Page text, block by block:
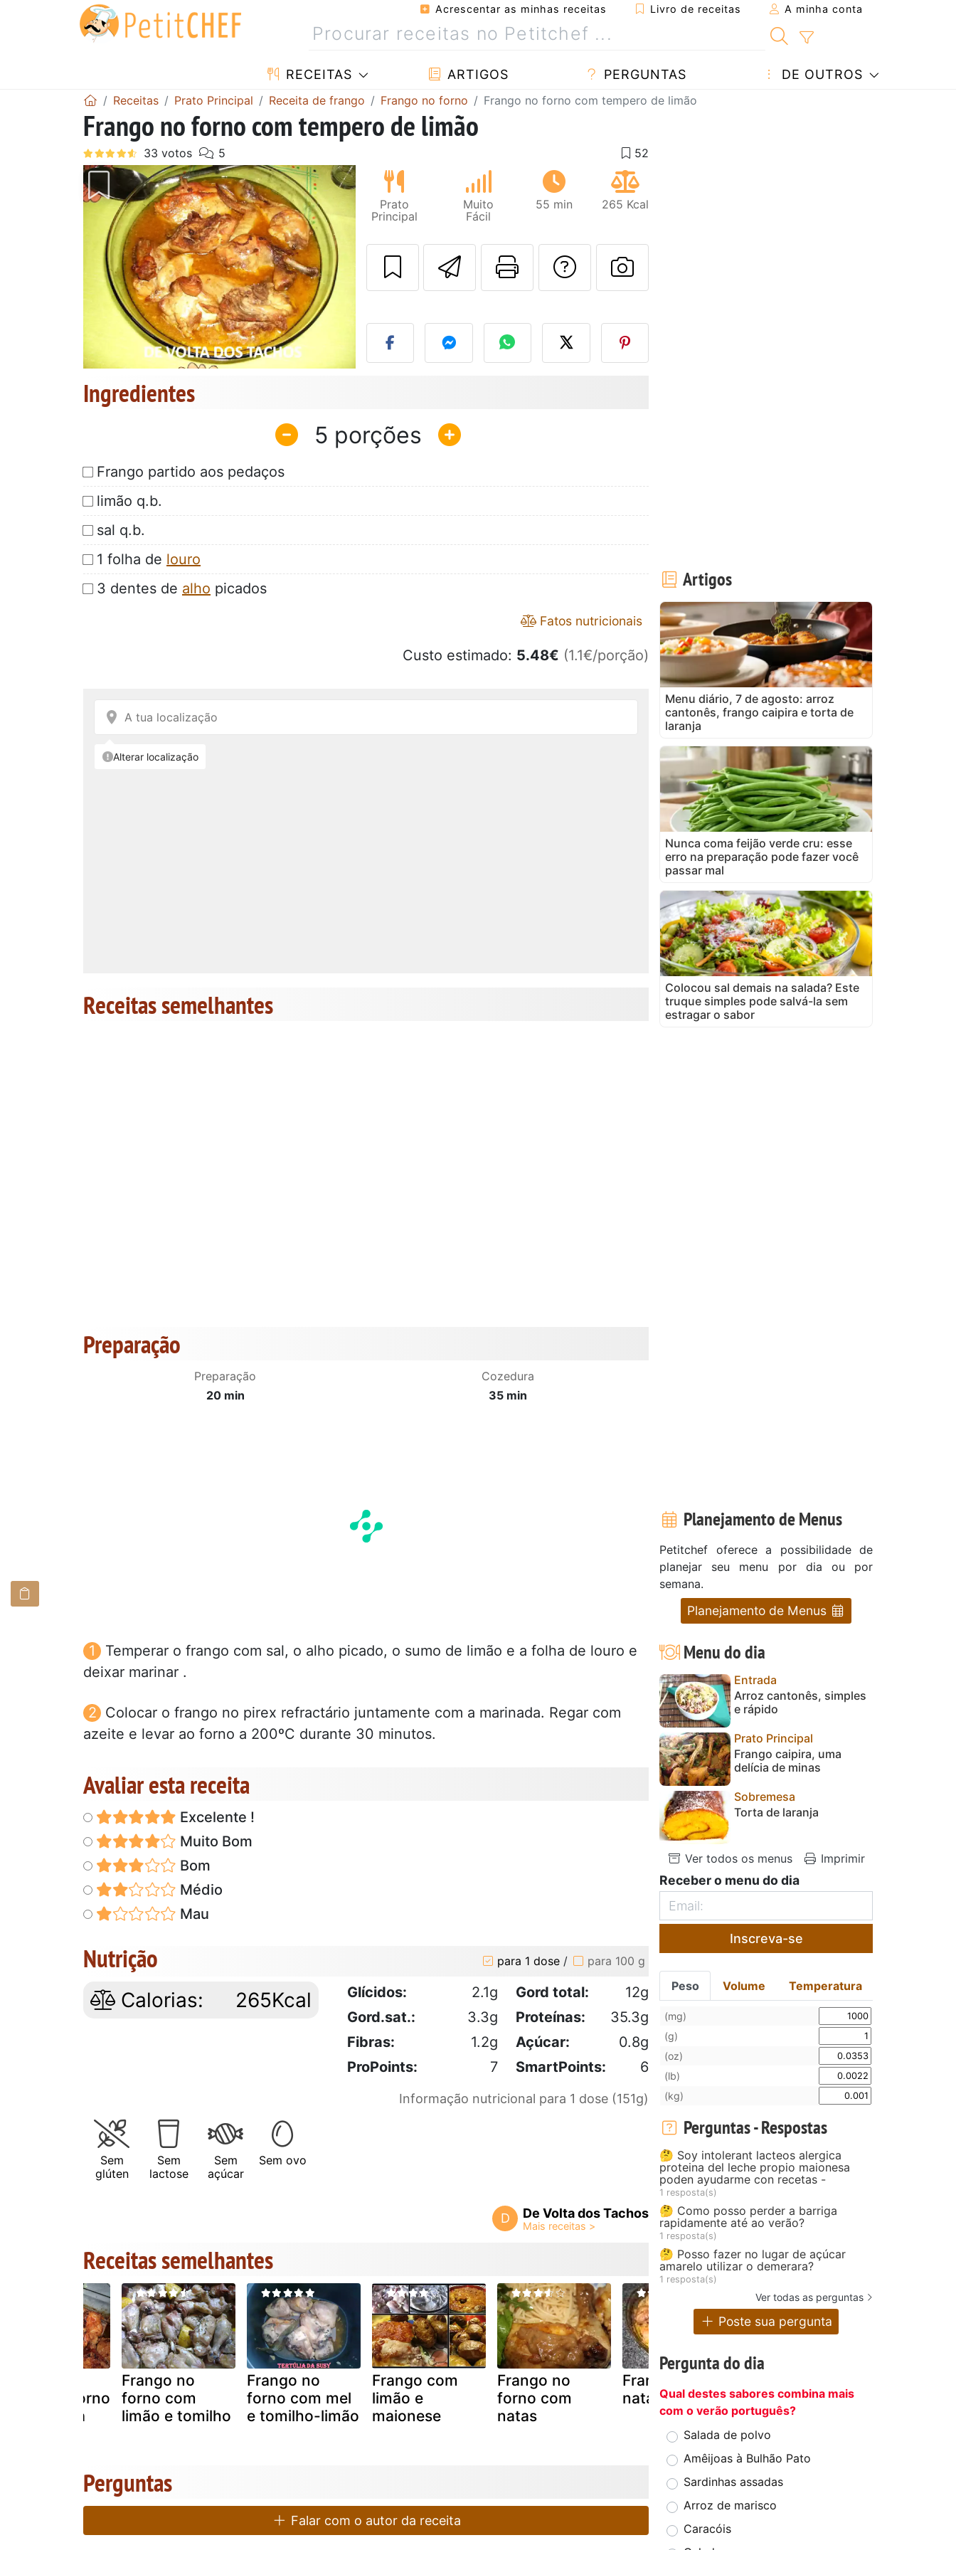
Acrescentar as minhas receitas Livro de receitas A minha conta
RECEITAS ARTIGOS PERGUNTAS DE OUTROS
Receitas Prato Principal Receita de frango Frango no forno Frango no forno com tempero de limão
Frango no forno com tempero de limão
Prato
Principal
Muito
Fácil
55 min 265 Kcal
Enviar esta receita a um amigo
Imprima esta página
Falar com o autor da receita
Fez esta receita? Compartilhe
Ingredientes
5
Frango partido aos pedaços
limão q.b.
sal q.b.
1 folha de louro
3 dentes de alho picados
Fatos nutricionais
Custo estimado: 5.48€ (1.1€/porção)
Receitas semelhantes
Preparação
Preparação
20 min
Cozedura
35 min
Temperar o frango com sal, o alho picado, o sumo de limão e a folha de louro e
deixar marinar .
Colocar o frango no pirex refractário juntamente com a marinada. Regar com
azeite e levar ao forno a 200ºC durante 30 minutos.
Avaliar esta receita
Excelente !
Muito Bom
Bom
Médio
Mau
Nutrição para 1 dose / para 100 g
Calorias: 265Kcal Glícidos: 2.1g Gord total:
12g
Gord.sat.:
3.3g Proteínas:
35.3g
Fibras:
1.2g Açúcar:
0.8g
ProPoints:
7 SmartPoints: 6
Informação nutricional para 1 dose (151g)
Sem
glúten
Sem
lactose
Sem
açúcar
Sem ovo
D De Volta dos Tachos
Receitas semelhantes
no forno
mistura
Frango no
forno com
limão e tomilho
Frango no
forno com mel
e tomilho-limão
Frango com
limão e
maionese
Frango no
forno com
natas
Frango com
natas e limão
frango fritos
com molho de
limão da sara
Perguntas
Falar com o autor da receita
Artigos
Menu diário, 7 de agosto: arroz
cantonês, frango caipira e torta de
laranja
Nunca coma feijão verde cru: esse
erro na preparação pode fazer você
passar mal
Colocou sal demais na salada? Este
truque simples pode salvá-la sem
estragar o sabor
Planejamento de Menus
Petitchef oferece a possibilidade de
planejar seu menu por dia ou por
semana.
Planejamento de Menus
Menu do dia
Entrada
Arroz cantonês, simples
e rápido
Prato Principal
Frango caipira, uma
delícia de minas
Sobremesa
Torta de laranja
Ver todos os menus Imprimir
Receber o menu do dia
Inscreva-se
Peso Volume Temperatura
(mg)
(g)
(oz)
(lb)
(kg)
Perguntas - Respostas
🤔 Soy intolerant lacteos alergica
proteina del leche propio maionesa
poden ayudarme con recetas -
1 resposta(s)
🤔 Como posso perder a barriga
rapidamente até ao verão?
1 resposta(s)
🤔 Posso fazer no lugar de açúcar
amarelo utilizar o demerara?
1 resposta(s)
Ver todas as perguntas
Poste sua pergunta
Pergunta do dia
Qual destes sabores combina mais
com o verão português?
Salada de polvo
Amêijoas à Bulhão Pato
Sardinhas assadas
Arroz de marisco
Caracóis